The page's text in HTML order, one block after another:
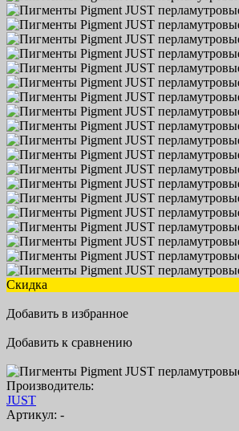
Скидка
Добавить в избранное
Добавить к сравнению
Производитель:
JUST
Артикул: -